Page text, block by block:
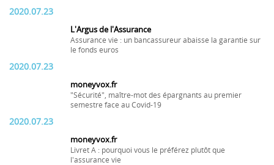
2020.07.23
L'Argus de l'Assurance
Assurance vie : un bancassureur abaisse la garantie sur
le fonds euros
2020.07.23
moneyvox.fr
"Sécurité", maître-mot des épargnants au premier
semestre face au Covid-19
2020.07.23
moneyvox.fr
Livret A : pourquoi vous le préférez plutôt que
l'assurance vie